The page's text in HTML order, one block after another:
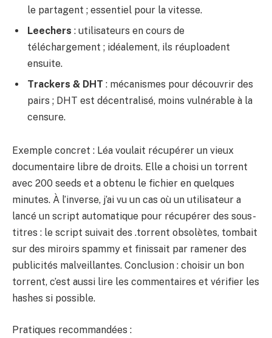
le partagent ; essentiel pour la vitesse.
Leechers : utilisateurs en cours de
téléchargement ; idéalement, ils réuploadent
ensuite.
Trackers & DHT : mécanismes pour découvrir des
pairs ; DHT est décentralisé, moins vulnérable à la
censure.
Exemple concret : Léa voulait récupérer un vieux
documentaire libre de droits. Elle a choisi un torrent
avec 200 seeds et a obtenu le fichier en quelques
minutes. À l’inverse, j’ai vu un cas où un utilisateur a
lancé un script automatique pour récupérer des sous-
titres : le script suivait des .torrent obsolètes, tombait
sur des miroirs spammy et finissait par ramener des
publicités malveillantes. Conclusion : choisir un bon
torrent, c’est aussi lire les commentaires et vérifier les
hashes si possible.
Pratiques recommandées :